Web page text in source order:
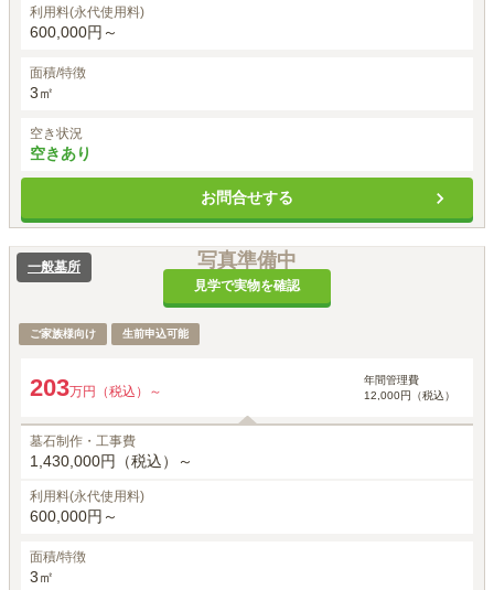
利用料(永代使用料)
600,000円～
面積/特徴
3㎡
空き状況
空きあり
お問合せする
写真準備中
見学で実物を確認
一般墓所
ご家族様向け 生前申込可能
203万円（税込）～
年間管理費
12,000円（税込）
墓石制作・工事費
1,430,000円（税込）～
利用料(永代使用料)
600,000円～
面積/特徴
3㎡